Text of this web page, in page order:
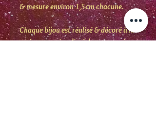
& mesure environ 1,5cm chacune.
Chaque bijou est réalisé & décoré à la
main avec soin, glissé dans un papier